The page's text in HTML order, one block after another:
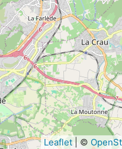
Leaflet| ©